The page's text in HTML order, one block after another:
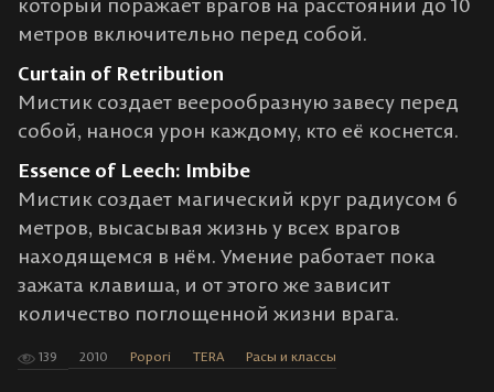
метров включительно перед собой.
Curtain of Retribution
Мистик создает веерообразную завесу перед
собой, нанося урон каждому, кто её коснется.
Essence of Leech: Imbibe
Мистик создает магический круг радиусом 6
метров, высасывая жизнь у всех врагов
находящемся в нём. Умение работает пока
зажата клавиша, и от этого же зависит
количество поглощенной жизни врага.
139 2010 Popori TERA Расы и классы